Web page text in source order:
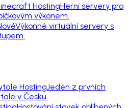
HostingHerní servery pro
výkonem.
Výkonné virtuální servery s
HostingJeden z prvních
v Česku.